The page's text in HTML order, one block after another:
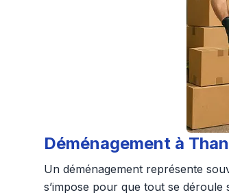
Déménagement à
Un déménagement représente
s’impose pour que tout se déroule